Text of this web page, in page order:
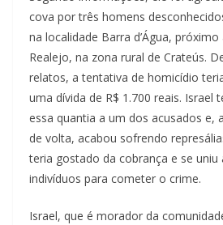
cova por três homens
na localidade Barra d’Água,
Realejo, na zona rural de Crateús.
relatos, a tentativa de homicídio
uma dívida de R$ 1.700 reais. Israel
essa quantia a um dos acusados e,
de volta, acabou sofrendo
teria gostado da cobrança e se uniu
indivíduos para cometer o crime.
Israel, que é morador da